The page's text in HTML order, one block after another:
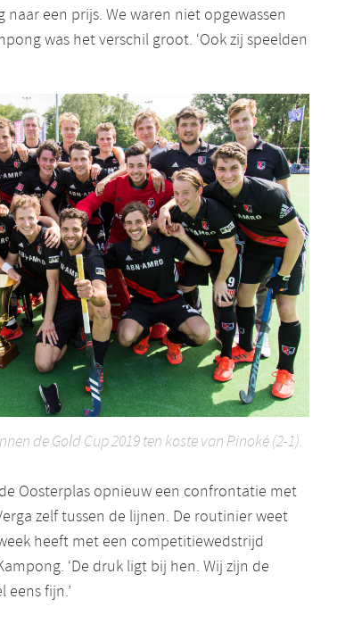
naar een prijs. We waren niet opgewassen
was het verschil groot. ‘Ook zij speelden
de Gold Cup 2019 ten koste van Pinoké (2-1).
Oosterplas opnieuw een confrontatie met
zelf tussen de lijnen. De routinier weet
heeft met een competitiewedstrijd
‘De druk ligt bij hen. Wij zijn de
fijn.’